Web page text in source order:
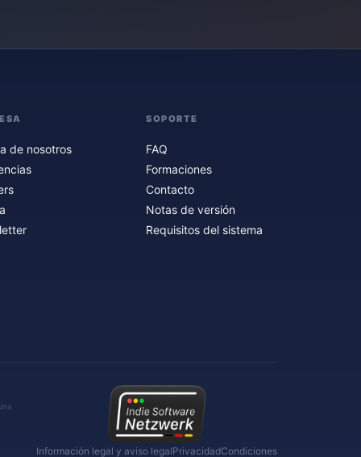
de nosotros
SOPORTE
FAQ
Formaciones
Contacto
Notas de versión
Requisitos del sistema
Información legal y aviso legalPrivacidadCondiciones